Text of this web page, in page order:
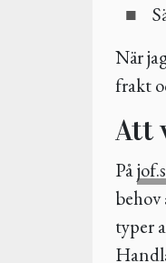
När
frakt
Att
På
typer